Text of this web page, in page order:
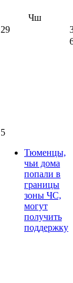
Чш
29
5
Тюменцы,
чьи дома
попали в
границы
зоны ЧС,
могут
получить
поддержку